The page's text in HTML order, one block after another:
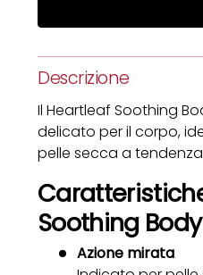
Descrizione
Il Heartleaf Soothing
delicato per il corpo,
pelle secca a
Soothing
Azione mirata